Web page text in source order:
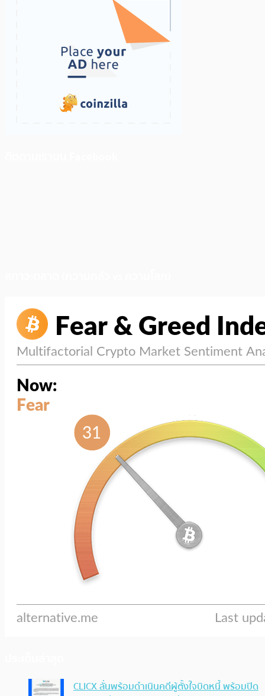
CLICX ลั่นพร้อมดำเนินคดีผู้ตั้งใจบิดหนี้ พร้อมปิด